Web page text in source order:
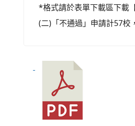
*格式請於表單下載區下載
(二)「不通過」申請計57校